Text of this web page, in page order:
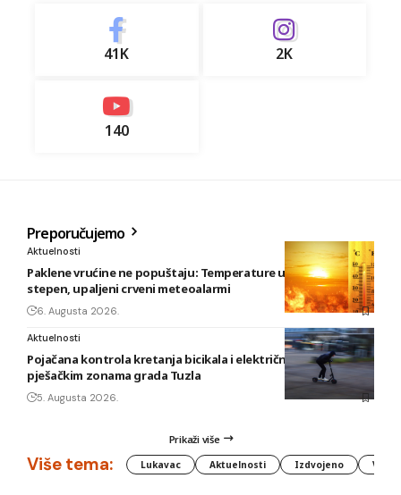
41K 2K
140
Preporučujemo
Aktuelnosti
Paklene vrućine ne popuštaju: Temperature u BiH i do 41
stepen, upaljeni crveni meteoalarmi
6. Augusta 2026.
Aktuelnosti
Pojačana kontrola kretanja bicikala i električnih romobila u
pješačkim zonama grada Tuzla
5. Augusta 2026.
Prikaži više
Više tema: Lukavac Aktuelnosti Izdvojeno